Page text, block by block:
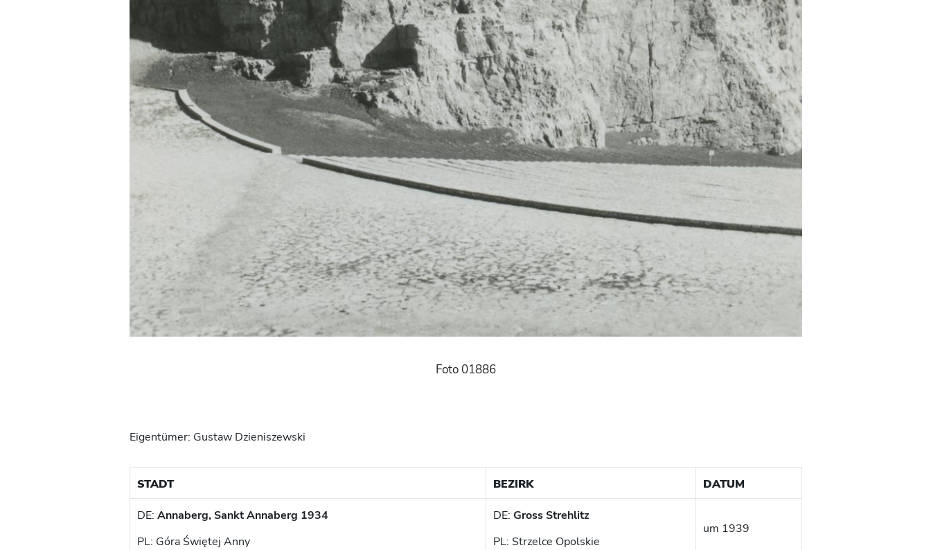
Foto 01886
Eigentümer: Gustaw Dzieniszewski
STADT BEZIRK DATUM
DE: Annaberg, Sankt Annaberg 1934
PL: Góra Świętej Anny
DE: Gross Strehlitz
PL: Strzelce Opolskie
um 1939